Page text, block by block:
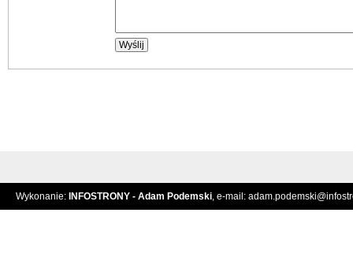
Wykonanie: INFOSTRONY - Adam Podemski, e-mail: